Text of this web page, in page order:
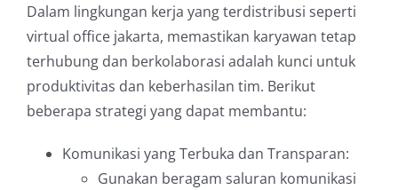
Dalam lingkungan kerja yang terdistribusi seperti
virtual office jakarta, memastikan karyawan tetap
terhubung dan berkolaborasi adalah kunci untuk
produktivitas dan keberhasilan tim. Berikut
beberapa strategi yang dapat membantu:
Komunikasi yang Terbuka dan Transparan:
Gunakan beragam saluran komunikasi